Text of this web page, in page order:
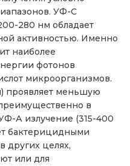
УФ-С
280 нм обладает
активностью. Именно
наиболее
фотонов
микроорганизмов.
проявляет меньшую
в
А излучение (315-400
бактерицидными
других целях,
или для